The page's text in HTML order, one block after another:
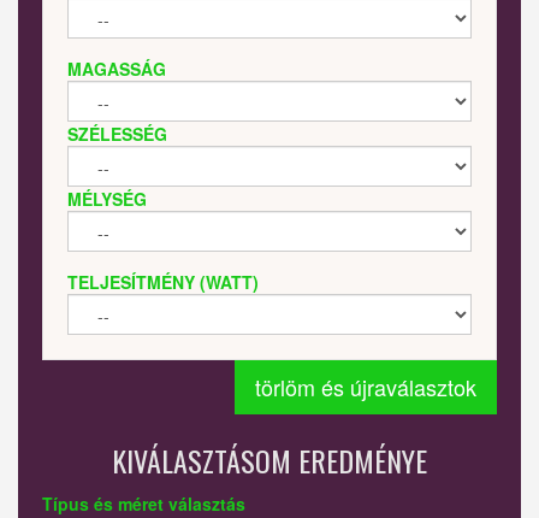
MAGASSÁG
SZÉLESSÉG
MÉLYSÉG
TELJESÍTMÉNY (WATT)
törlöm és újraválasztok
KIVÁLASZTÁSOM EREDMÉNYE
Típus és méret választás